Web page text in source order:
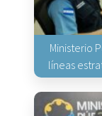
Ministerio
líneas